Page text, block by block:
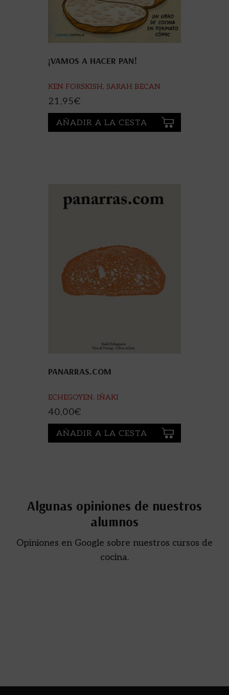
¡VAMOS A HACER PAN!
KEN FORSKISH, SARAH BECAN
21,95€
AÑADIR A LA CESTA
PANARRAS.COM
ECHEGOYEN, IÑAKI
40,00€
AÑADIR A LA CESTA
Algunas opiniones de nuestros
alumnos
Opiniones en Google sobre nuestros cursos de
cocina.